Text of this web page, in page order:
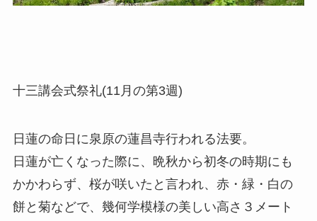
十三講会式祭礼(11月の第3週)
日蓮の命日に泉原の蓮昌寺行われる法要。
日蓮が亡くなった際に、晩秋から初冬の時期にも
かかわらず、桜が咲いたと言われ、赤・緑・白の
餅と菊などで、幾何学模様の美しい高さ３メート